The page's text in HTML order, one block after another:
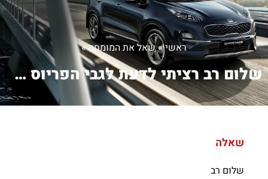
ראשי»שאל את המומחה»
שלום רב רציתי לדעת לגבי הפריוס מה או...
שאלה
שלום רב